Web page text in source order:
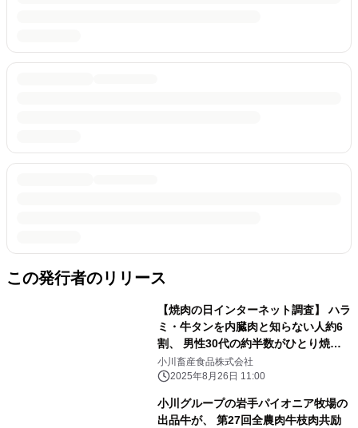
この発行者のリリース
【焼肉の日インターネット調査】 ハラ
ミ・牛タンを内臓肉と知らない人約6
割、 男性30代の約半数がひとり焼肉
ディナー経験者、 女性40代の7割弱が
「無性に肉が食べたい時」に焼肉
小川畜産食品株式会社
2025年8月26日 11:00
小川グループの岩手パイオニア牧場の
出品牛が、 第27回全農肉牛枝肉共励